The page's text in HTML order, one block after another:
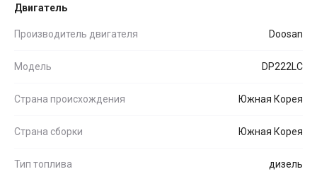
Двигатель
Производитель двигателя Doosan
Модель DP222LC
Страна происхождения Южная Корея
Страна сборки Южная Корея
Тип топлива дизель